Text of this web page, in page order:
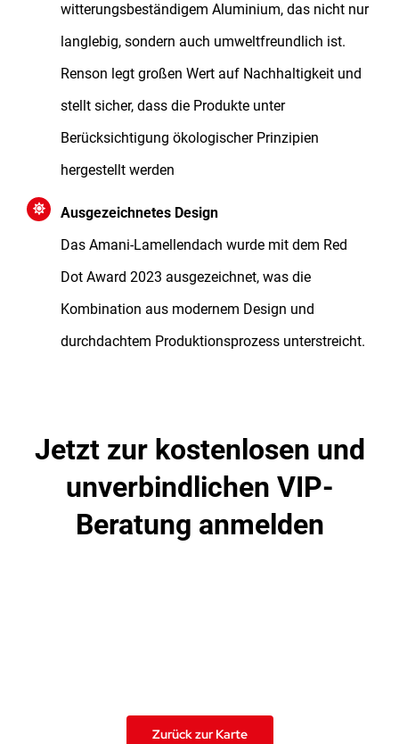
witterungsbeständigem Aluminium, das nicht nur
langlebig, sondern auch umweltfreundlich ist.
Renson legt großen Wert auf Nachhaltigkeit und
stellt sicher, dass die Produkte unter
Berücksichtigung ökologischer Prinzipien
hergestellt werden
Ausgezeichnetes Design
Das Amani-Lamellendach wurde mit dem Red
Dot Award 2023 ausgezeichnet, was die
Kombination aus modernem Design und
durchdachtem Produktionsprozess unterstreicht.
Jetzt zur kostenlosen und
unverbindlichen VIP-
Beratung anmelden
Zurück zur Karte